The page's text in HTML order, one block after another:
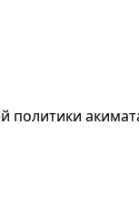
политики